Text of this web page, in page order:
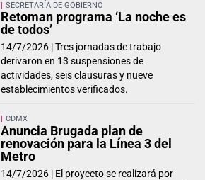
SECRETARÍA DE GOBIERNO
Retoman programa ‘La noche es
de todos’
14/7/2026 |Tres jornadas de trabajo
derivaron en 13 suspensiones de
actividades, seis clausuras y nueve
establecimientos verificados.
CDMX
Anuncia Brugada plan de
renovación para la Línea 3 del
Metro
14/7/2026 | El proyecto se realizará por